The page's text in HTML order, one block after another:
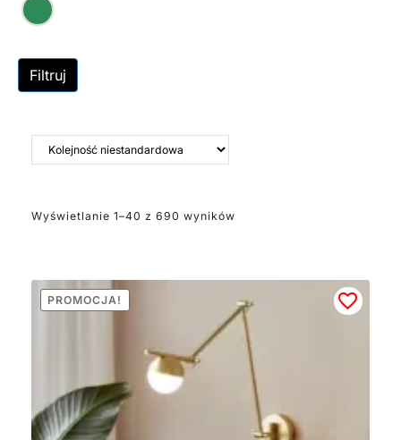
Polecamy kinkiety
Contina z regulowanym
złotym wykończeniem,
modele są
przystosowane do
intensywnego
użytkowania. Na uwagę
zasługuje seria Roseline
z klasą szczelności
IP44, dostępna w
eleganckich złotych i
czarnych wariantach.
Filtruj
Wyświetlanie 1–40 z 690 wyników
PROMOCJA!